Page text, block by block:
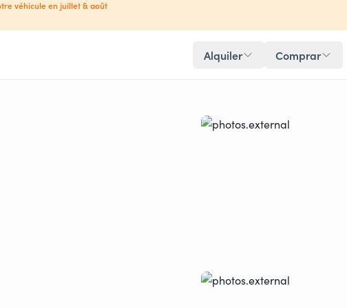
véhicule en juillet & août
Alquiler Comprar